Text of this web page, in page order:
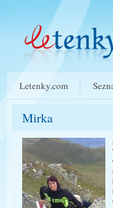
Letenky.com
Mirka